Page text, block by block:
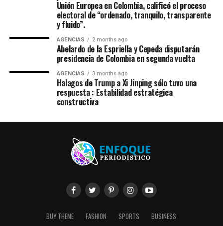
Unión Europea en Colombia, calificó el proceso
electoral de “ordenado, tranquilo, transparente
y fluido”.
AGENCIAS 2 months ago
Abelardo de la Espriella y Cepeda disputarán
presidencia de Colombia en segunda vuelta
AGENCIAS 3 months ago
Halagos de Trump a Xi Jinping sólo tuvo una
respuesta : Estabilidad estratégica
constructiva
BUY THEME FASHION SPORTS BUSINESS